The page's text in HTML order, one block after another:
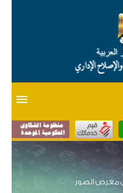
معرض الصور